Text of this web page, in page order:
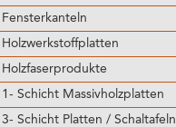
Fensterkanteln
Holzwerkstoffplatten
Holzfaserprodukte
1- Schicht Massivholzplatten
3- Schicht Platten / Schaltafeln